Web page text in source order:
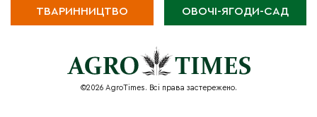
ТВАРИННИЦТВО ОВОЧІ-ЯГОДИ-САД
©2026 AgroTimes. Всі права застережено.